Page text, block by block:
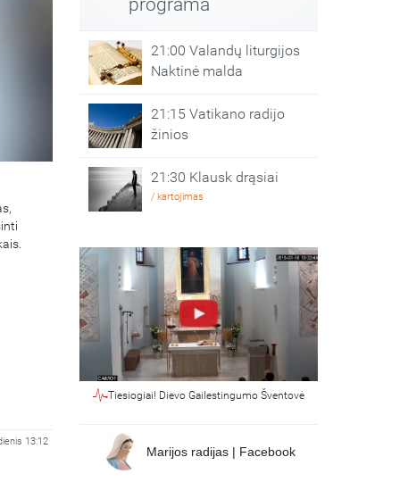
13:12
programa
21:00 Valandų liturgijos
Naktinė malda
21:15 Vatikano radijo
žinios
21:30 Klausk drąsiai
/ kartojimas
Tiesiogiai! Dievo Gailestingumo Šventovė
Marijos radijas | Facebook